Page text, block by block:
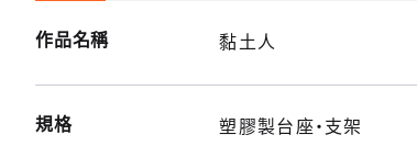
作品名稱 黏土人
規格 塑膠製台座・支架